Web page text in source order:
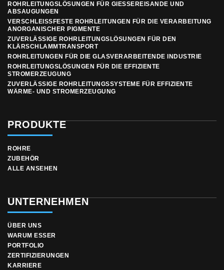
ROHRLEITUNGSLÖSUNGEN FÜR GIESSEREISANDE UND A
BSAUGUNGEN
VERSCHLEISSFESTE ROHRLEITUNGEN FÜR DIE VERARBEITUNG A
NORGANISCHER PIGMENTE
ZUVERLÄSSIGE ROHRLEITUNGSLÖSUNGEN FÜR DEN
KLÄRSCHLAMMTRANSPORT
ROHRLEITUNGEN FÜR DIE GLASVERARBEITENDE INDUSTRIE
ROHRLEITUNGSLÖSUNGEN FÜR DIE EFFIZIENTE
STROMERZEUGUNG
ZUVERLÄSSIGE ROHRLEITUNGSSYSTEME FÜR EFFIZIENTE
WÄRME- UND STROMERZEUGUNG
PRODUKTE
ROHRE
ZUBEHÖR
ALLE ANSEHEN
UNTERNEHMEN
ÜBER UNS
WARUM ESSER
PORTFOLIO
ZERTIFIZIERUNGEN
KARRIERE